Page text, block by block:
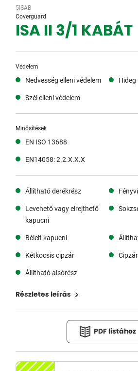
5ISAB
Coverguard
ISA II 3/1 KABÁT
Védelem
Nedvesség elleni védelem
Hideg
Szél elleni védelem
Minősítések
EN ISO 13688
EN14058: 2.2.X.X.X
Állítható derékrész
Levehető vagy elrejthető
kapucni
Bélelt kapucni
Kétkocsis cipzár
Állítható alsórész
Részletes leírás
PDF listához